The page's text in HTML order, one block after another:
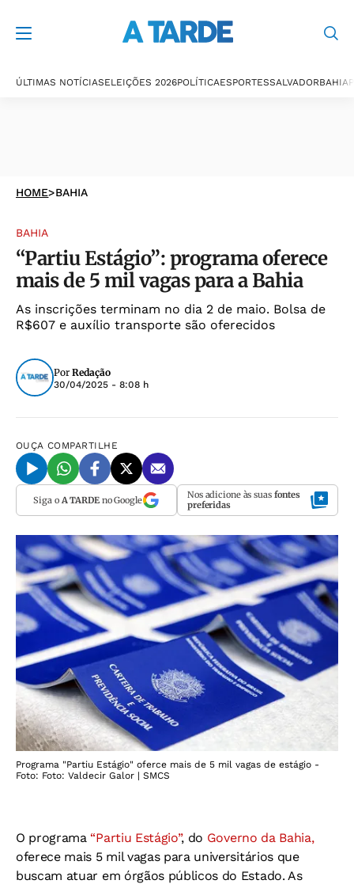
ÚLTIMAS NOTÍCIASELEIÇÕES 2026POLÍTICAESPORTESSALVADORBAHIA
HOME>BAHIA
BAHIA
“Partiu Estágio”: programa oferece
mais de 5 mil vagas para a Bahia
As inscrições terminam no dia 2 de maio. Bolsa de
R$607 e auxílio transporte são oferecidos
Por Redação
30/04/2025 - 8:08 h
OUÇA COMPARTILHE
Siga o A TARDEno Google Nos adicione às suas fontes
preferidas
Programa "Partiu Estágio" oferce mais de 5 mil vagas de estágio -
Foto: Foto: Valdecir Galor | SMCS
O programa“Partiu Estágio”, do Governo da Bahia,
oferece mais 5 mil vagas para universitários que
buscam atuar em órgãos públicos do Estado. As